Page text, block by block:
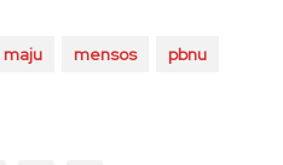
maju mensos pbnu